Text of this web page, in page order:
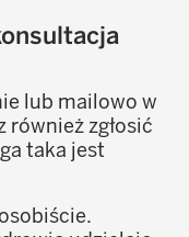
lub mailowo w
zgłosić
taka jest